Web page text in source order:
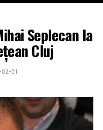
Seplecan la
Cluj
01